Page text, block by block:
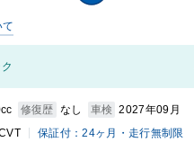
修復歴 なし 車検 2027年09月
保証付：24ヶ月・走行無制限